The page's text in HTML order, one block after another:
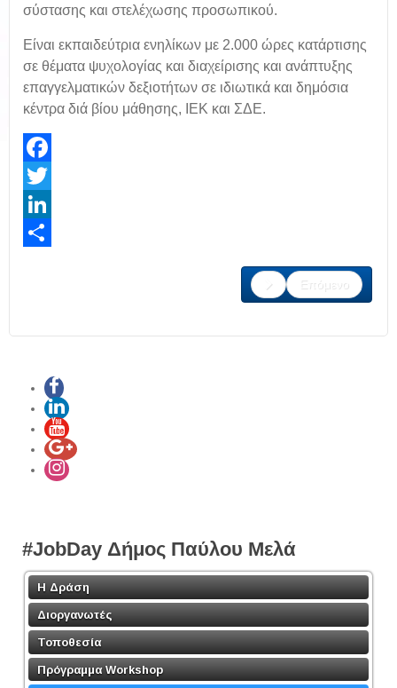
σύστασης και στελέχωσης προσωπικού.
Είναι εκπαιδεύτρια ενηλίκων με 2.000 ώρες κατάρτισης
σε θέματα ψυχολογίας και διαχείρισης και ανάπτυξης
επαγγελματικών δεξιοτήτων σε ιδιωτικά και δημόσια
κέντρα διά βίου μάθησης, ΙΕΚ και ΣΔΕ.
Facebook
Twitter
LinkedIn
Επόμενο
#JobDay Δήμος Παύλου Μελά
Η Δράση
Διοργανωτές
Τοποθεσία
Πρόγραμμα Workshop